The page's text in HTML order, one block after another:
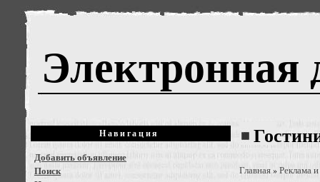
Электронная
Навигация
Добавить объявление
Поиск
Главная»Реклама